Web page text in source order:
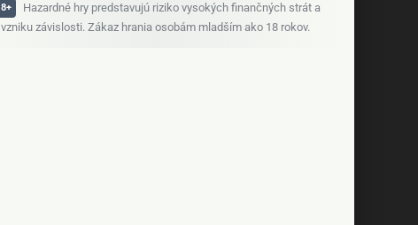
Hazardné hry predstavujú riziko vysokých finančných strát a
vzniku závislosti. Zákaz hrania osobám mladším ako 18 rokov.